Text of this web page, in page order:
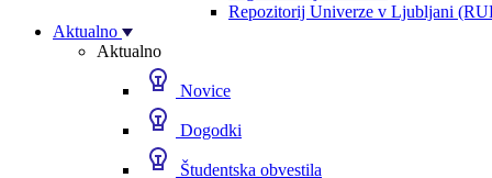
Repozitorij Univerze v Ljubljani
Aktualno
Aktualno
Novice
Dogodki
Študentska obvestila